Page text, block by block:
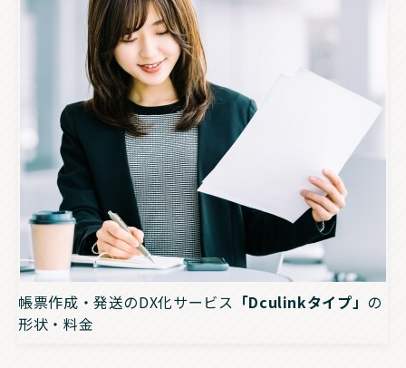
帳票作成・発送のDX化サービス 「Dculinkタイプ」 の
形状・料金